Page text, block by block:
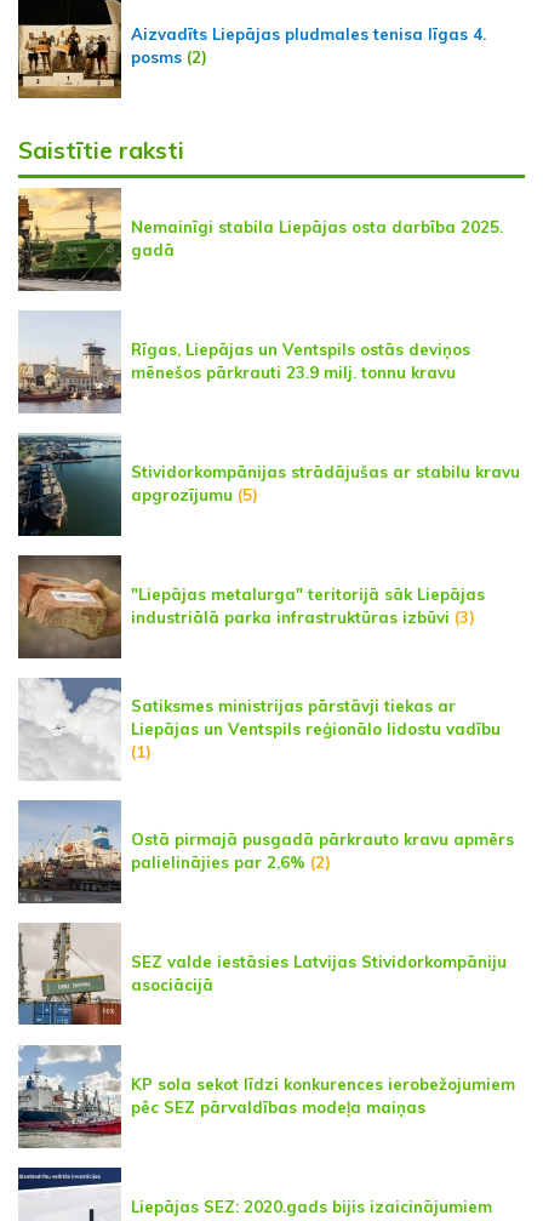
Aizvadīts Liepājas pludmales tenisa līgas 4.
posms (2)
Saistītie raksti
Nemainīgi stabila Liepājas osta darbība 2025.
gadā
Rīgas, Liepājas un Ventspils ostās deviņos
mēnešos pārkrauti 23.9 milj. tonnu kravu
Stividorkompānijas strādājušas ar stabilu kravu
apgrozījumu (5)
"Liepājas metalurga" teritorijā sāk Liepājas
industriālā parka infrastruktūras izbūvi (3)
Satiksmes ministrijas pārstāvji tiekas ar
Liepājas un Ventspils reģionālo lidostu vadību
(1)
Ostā pirmajā pusgadā pārkrauto kravu apmērs
palielinājies par 2,6% (2)
SEZ valde iestāsies Latvijas Stividorkompāniju
asociācijā
KP sola sekot līdzi konkurences ierobežojumiem
pēc SEZ pārvaldības modeļa maiņas
Liepājas SEZ: 2020.gads bijis izaicinājumiem